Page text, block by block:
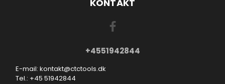
KONTAKT
+4551942844
E-mail: kontakt@ctctools.dk
Tel.: +45 51942844